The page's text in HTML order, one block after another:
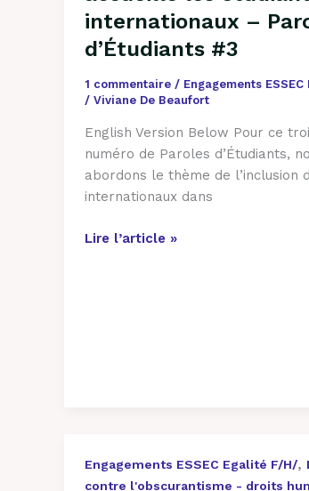
internationaux –
d’Étudiants #3
1 commentaire / Engagements
/ Viviane De Beaufort
English Version Below Pour ce
numéro de Paroles d’Étudiants,
abordons le thème de l’inclusion
internationaux dans
Lire l’article »
Engagements ESSEC Egalité F/H/,
contre l'obscurantisme - droits
CHARTE
RESPECT